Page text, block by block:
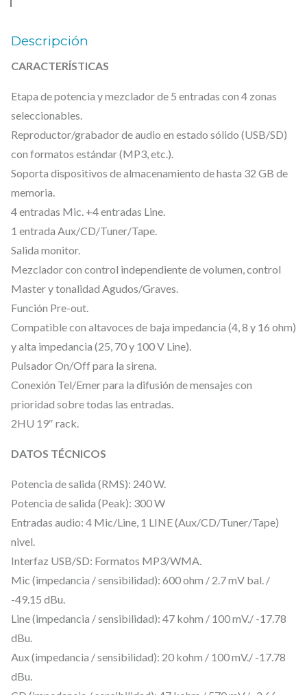
4
S
B
/
R
–
A
f
i
c
a
d
o
r
l
n
e
a
V
m
Descripción
CARACTERÍSTICAS
Etapa de potencia y mezclador de 5 entradas con 4 zonas
seleccionables.
Reproductor/grabador de audio en estado sólido (USB/SD)
con formatos estándar (MP3, etc.).
Soporta dispositivos de almacenamiento de hasta 32 GB de
memoria.
4 entradas Mic. +4 entradas Line.
1 entrada Aux/CD/Tuner/Tape.
Salida monitor.
Mezclador con control independiente de volumen, control
Master y tonalidad Agudos/Graves.
Función Pre-out.
Compatible con altavoces de baja impedancia (4, 8 y 16 ohm)
y alta impedancia (25, 70 y 100 V Line).
Pulsador On/Off para la sirena.
Conexión Tel/Emer para la difusión de mensajes con
prioridad sobre todas las entradas.
2HU 19″ rack.
DATOS TÉCNICOS
Potencia de salida (RMS): 240 W.
Potencia de salida (Peak): 300 W
Entradas audio: 4 Mic/Line, 1 LINE (Aux/CD/Tuner/Tape)
nivel.
Interfaz USB/SD: Formatos MP3/WMA.
Mic (impedancia / sensibilidad): 600 ohm / 2.7 mV bal. /
-49.15 dBu.
Line (impedancia / sensibilidad): 47 kohm / 100 mV./ -17.78
dBu.
Aux (impedancia / sensibilidad): 20 kohm / 100 mV./ -17.78
dBu.